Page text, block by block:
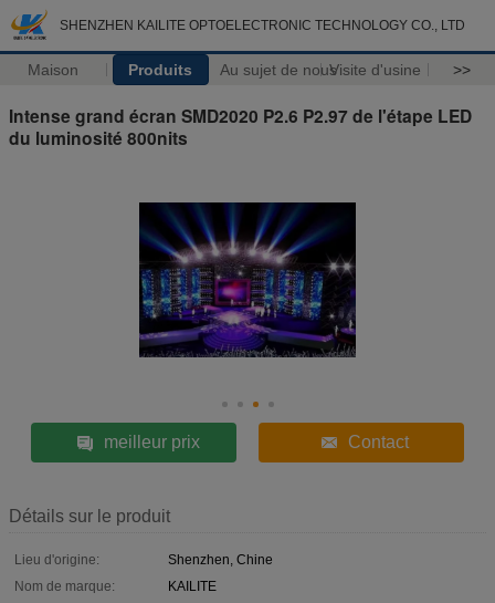
SHENZHEN KAILITE OPTOELECTRONIC TECHNOLOGY CO., LTD
Maison Produits Au sujet de nousVisite d'usine >>
Intense grand écran SMD2020 P2.6 P2.97 de l'étape LED
du luminosité 800nits
meilleur prix Contact
Détails sur le produit
Lieu d'origine:
Shenzhen, Chine
Nom de marque:
KAILITE